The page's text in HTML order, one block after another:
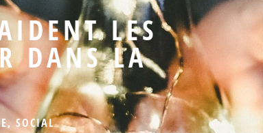
LES
DANS LA
,SOCIAL